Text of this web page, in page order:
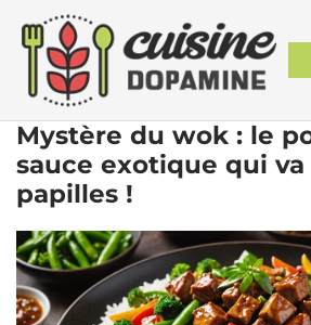
Mystère du wok : le
sauce exotique qui
papilles !